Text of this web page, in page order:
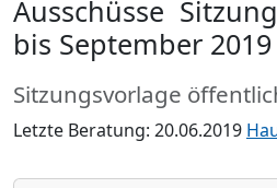
Ausschüsse 
bis September 2019
Sitzungsvorlage
Letzte Beratung: 20.06.2019